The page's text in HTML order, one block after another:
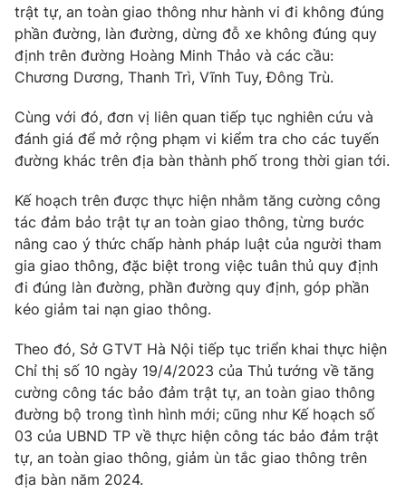
Góc doanh nghiệp
Truyền hình
Phim VTV
Nhân vật
Khán giả
Giải sao mai
Giải trí
Điện ảnh
Âm nhạc
Đời sống
Du lịch
Làm đẹp
Chất lượng cuộc sống
Tuyển sinh
Học trực tuyến
Công nghệ
Hitech Công nghệ tương lai
Sản phẩm
Thị trường
Tư vấn
Giao lưu trực tuyến
Chuyên mục khác
Emagazine Podcast
Photo
trật tự, an toàn giao thông như hành vi đi không đúng
phần đường, làn đường, dừng đỗ xe không đúng quy
định trên đường Hoàng Minh Thảo và các cầu:
Chương Dương, Thanh Trì, Vĩnh Tuy, Đông Trù.
Cùng với đó, đơn vị liên quan tiếp tục nghiên cứu và
đánh giá để mở rộng phạm vi kiểm tra cho các tuyến
đường khác trên địa bàn thành phố trong thời gian tới.
Kế hoạch trên được thực hiện nhằm tăng cường công
tác đảm bảo trật tự an toàn giao thông, từng bước
nâng cao ý thức chấp hành pháp luật của người tham
gia giao thông, đặc biệt trong việc tuân thủ quy định
đi đúng làn đường, phần đường quy định, góp phần
kéo giảm tai nạn giao thông.
Theo đó, Sở GTVT Hà Nội tiếp tục triển khai thực hiện
Chỉ thị số 10 ngày 19/4/2023 của Thủ tướng về tăng
cường công tác bảo đảm trật tự, an toàn giao thông
đường bộ trong tình hình mới; cũng như Kế hoạch số
03 của UBND TP về thực hiện công tác bảo đảm trật
tự, an toàn giao thông, giảm ùn tắc giao thông trên
địa bàn năm 2024.